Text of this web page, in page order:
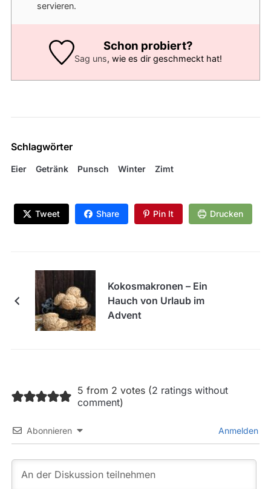
servieren.
Schon probiert?
Sag uns, wie es dir geschmeckt hat!
Schlagwörter
Eier Getränk Punsch Winter Zimt
Tweet Share Pin It Drucken
Kokosmakronen – Ein
Hauch von Urlaub im
Advent
5 from 2 votes (2 ratings without
comment)
Abonnieren Anmelden